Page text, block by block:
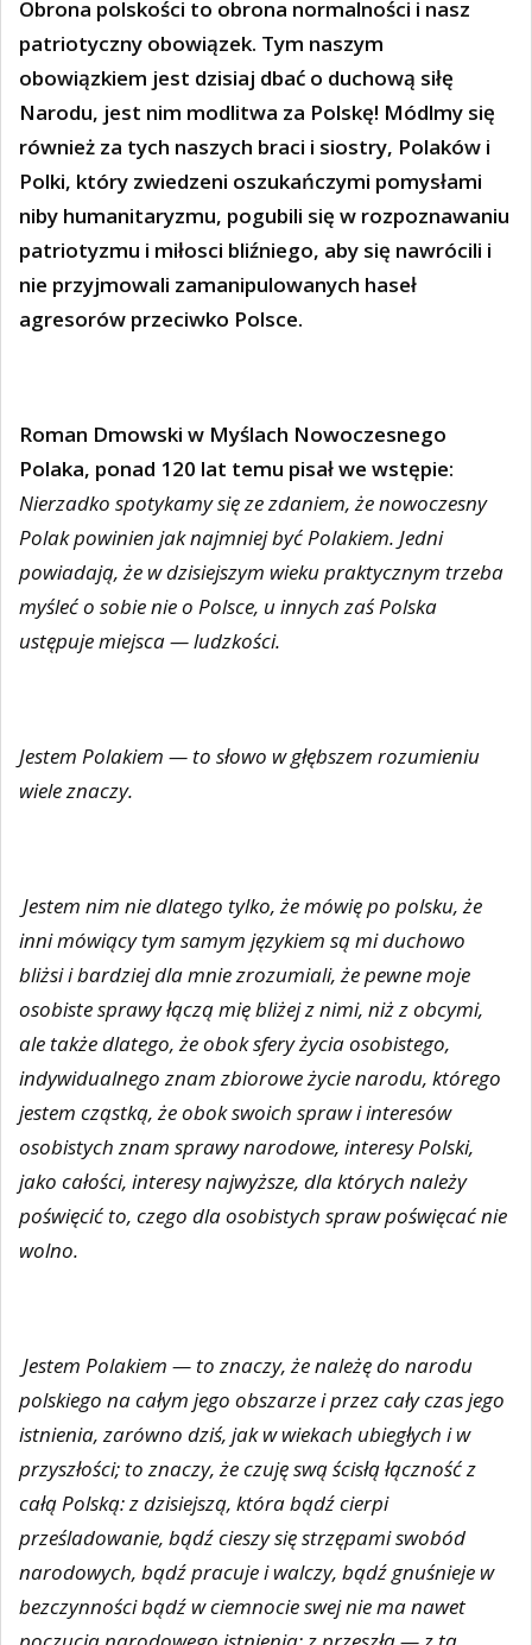
Obrona polskości to obrona normalności i nasz
patriotyczny obowiązek. Tym naszym
obowiązkiem jest dzisiaj dbać o duchową siłę
Narodu, jest nim modlitwa za Polskę! Módlmy się
również za tych naszych braci i siostry, Polaków i
Polki, który zwiedzeni oszukańczymi pomysłami
niby humanitaryzmu, pogubili się w rozpoznawaniu
patriotyzmu i miłosci bliźniego, aby się nawrócili i
nie przyjmowali zamanipulowanych haseł
agresorów przeciwko Polsce.
Roman Dmowski w Myślach Nowoczesnego
Polaka, ponad 120 lat temu pisał we wstępie:
Nierzadko spotykamy się ze zdaniem, że nowoczesny
Polak powinien jak najmniej być Polakiem. Jedni
powiadają, że w dzisiejszym wieku praktycznym trzeba
myśleć o sobie nie o Polsce, u innych zaś Polska
ustępuje miejsca — ludzkości.
Jestem Polakiem — to słowo w głębszem rozumieniu
wiele znaczy.
Jestem nim nie dlatego tylko, że mówię po polsku, że
inni mówiący tym samym językiem są mi duchowo
bliżsi i bardziej dla mnie zrozumiali, że pewne moje
osobiste sprawy łączą mię bliżej z nimi, niż z obcymi,
ale także dlatego, że obok sfery życia osobistego,
indywidualnego znam zbiorowe życie narodu, którego
jestem cząstką, że obok swoich spraw i interesów
osobistych znam sprawy narodowe, interesy Polski,
jako całości, interesy najwyższe, dla których należy
poświęcić to, czego dla osobistych spraw poświęcać nie
wolno.
Jestem Polakiem — to znaczy, że należę do narodu
polskiego na całym jego obszarze i przez cały czas jego
istnienia, zarówno dziś, jak w wiekach ubiegłych i w
przyszłości; to znaczy, że czuję swą ścisłą łączność z
całą Polską: z dzisiejszą, która bądź cierpi
prześladowanie, bądź cieszy się strzępami swobód
narodowych, bądź pracuje i walczy, bądź gnuśnieje w
bezczynności bądź w ciemnocie swej nie ma nawet